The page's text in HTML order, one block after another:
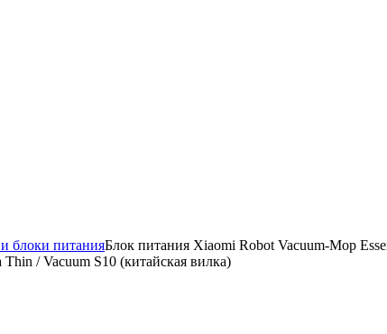
блоки питанияБлок питания Xiaomi Robot Vacuum-Mop
/ Vacuum S10 (китайская вилка)